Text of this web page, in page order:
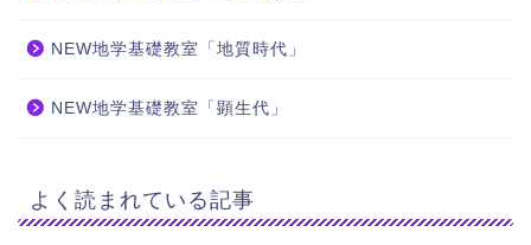
NEW地学基礎教室「地質時代」
NEW地学基礎教室「顕生代」
よく読まれている記事